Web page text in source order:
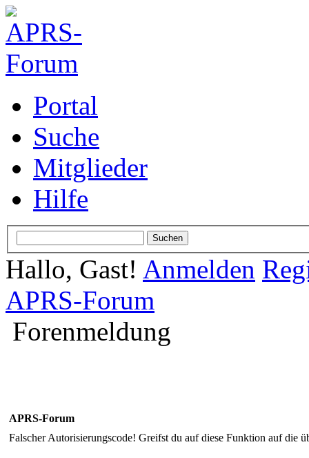
Portal
Suche
Mitglieder
Hilfe
Hallo, Gast! Anmelden
APRS-Forum
Forenmeldung
APRS-Forum
Falscher Autorisierungscode! Greifst du auf diese Funktion auf die